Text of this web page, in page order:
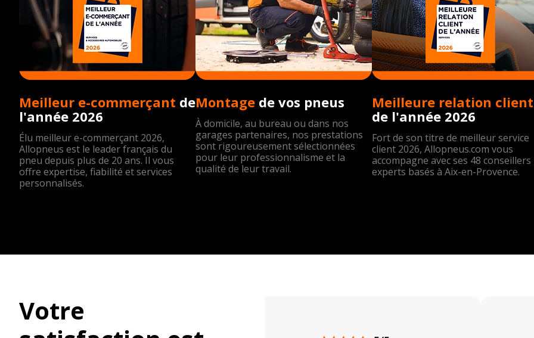
Meilleur e-commerçant de
l'année 2026
Élu meilleur e-commerçant 2026,
Allopneus est le leader français du
pneu depuis plus de 20 ans. Il vous
offre expertise, fiabilité et services
personnalisés.
Montage de vos pneus
À domicile, au bureau ou dans nos
garages partenaires, nos prestations
sont rigoureusement sélectionnées
pour leur professionnalisme et la
qualité de leur travail.
de l'année 2026
Fort de son titre de meilleur service
client 2026, Allopneus.com vous
accompagne avec ses 48 conseillers
experts basés à Aix-en-Provence.
Votre